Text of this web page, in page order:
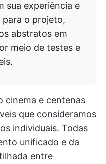
sua experiência e
o projeto,
abstratos em
meio de testes e
cinema e centenas
que consideramos
individuais. Todas
unificado e da
entre